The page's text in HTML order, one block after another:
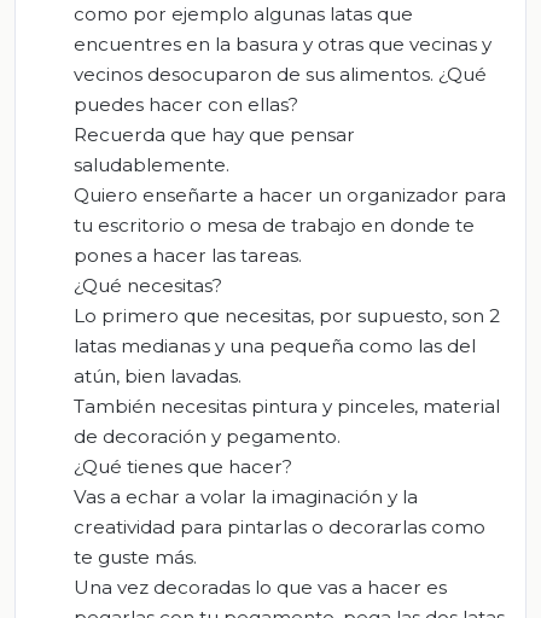
como por ejemplo algunas latas que
encuentres en la basura y otras que vecinas y
vecinos desocuparon de sus alimentos. ¿Qué
puedes hacer con ellas?
Recuerda que hay que pensar
saludablemente.
Quiero enseñarte a hacer un organizador para
tu escritorio o mesa de trabajo en donde te
pones a hacer las tareas.
¿Qué necesitas?
Lo primero que necesitas, por supuesto, son 2
latas medianas y una pequeña como las del
atún, bien lavadas.
También necesitas pintura y pinceles, material
de decoración y pegamento.
¿Qué tienes que hacer?
Vas a echar a volar la imaginación y la
creatividad para pintarlas o decorarlas como
te guste más.
Una vez decoradas lo que vas a hacer es